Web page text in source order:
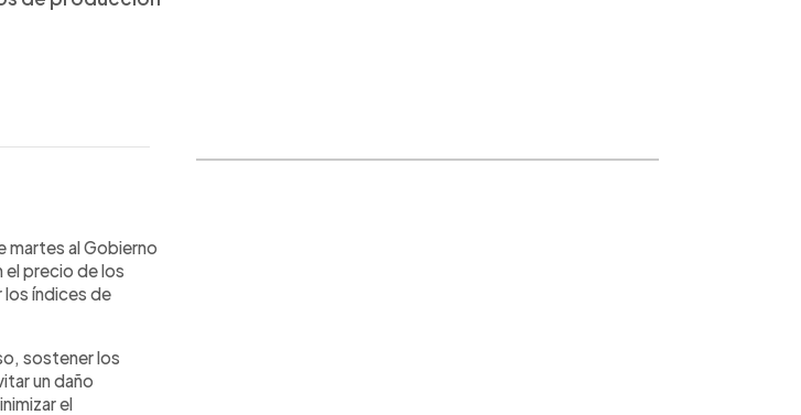
martes al Gobierno
el precio de los
los índices de
sostener los
un daño
el